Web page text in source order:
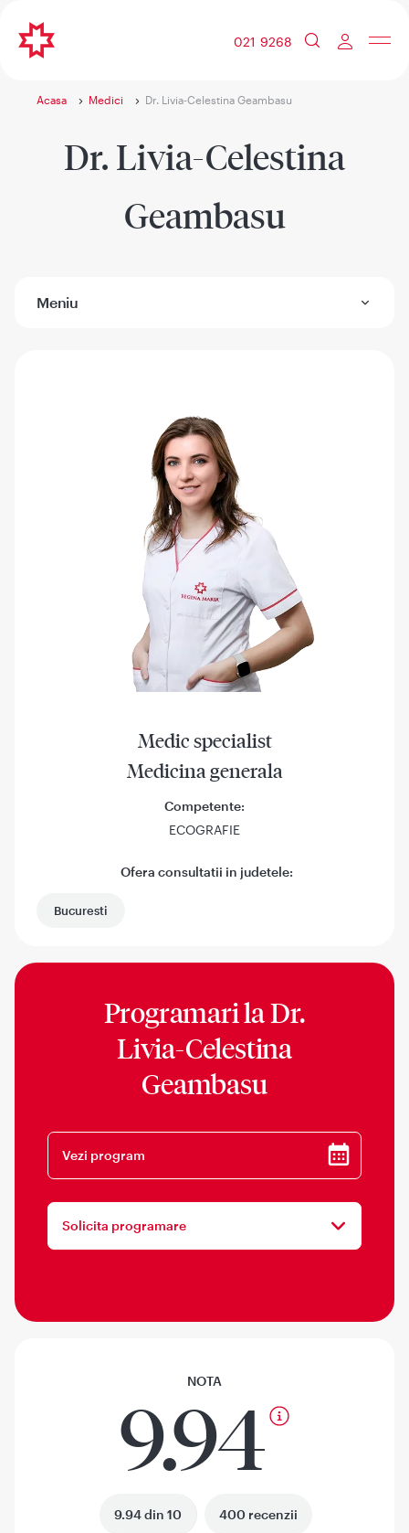
021 9268
Acasa Medici Dr. Livia-Celestina Geambasu
Dr. Livia-Celestina
Geambasu
Meniu
Medic specialist
Medicina generala
Competente:
ECOGRAFIE
Ofera consultatii in judetele:
Bucuresti
Programari laDr.
Livia-Celestina
Geambasu
Vezi program
Solicita programare
NOTA
9.94
9.94 din 10 400 recenzii